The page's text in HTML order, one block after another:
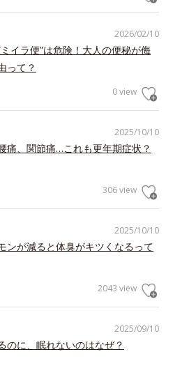
2026/02/10
イラ便”は危険！大人の便秘が侮
って？
0 view
2025/10/10
痛、関節痛…これも更年期症状？
306 view
2025/10/10
ンが減ると体臭がキツくなるって
2043 view
2025/09/10
のに、眠れないのはなぜ？